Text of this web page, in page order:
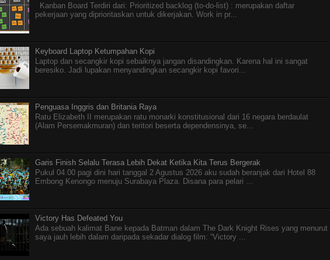
Kanban Board Terdiri dari: Prioritized backlog (to-do-list) : merupakan daftar
pekerjaan yang diprioritaskan untuk dikerjakan. Work in pr...
Keyboard Laptop Ketumpahan Kopi
Laptop dan secangkir kopi sebaiknya jangan disandingkan. Karena hal ini sangat
beresiko. Jadi lupakan menyandingkan secangkir kopi favori...
Penguasa Inggris dan Britania Raya
Ratu Elizabeth II merupakan ratu monarki konstitusional dari 16 negara berdaulat
(Alam Persemakmuran) dan teritori beserta dependensinya, se...
Garis Finish Selalu Terasa Lebih Dekat Ketika Kita Terus Bergerak
Pukul 04.00 pagi dini hari tanggal 2 Agustus 2026 aku sudah beranjak dari Hotel 88
Embong Kenongo menuju Surabaya Plaza. Disana para pelari ...
Victory Has Defeated You
Ada sebuah kalimat Bane kepada Batman dalam The Dark Knight Rises yang menurut
saya jauh lebih dalam daripada sekadar dialog film: “Victory ...